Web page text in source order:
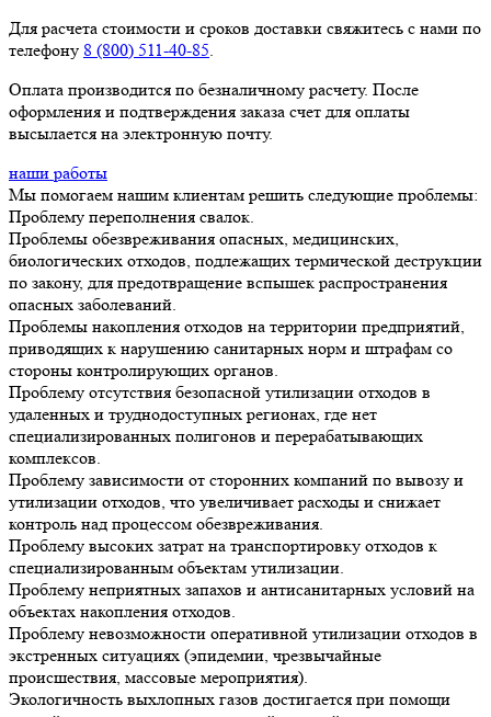
Для расчета стоимости и сроков доставки свяжитесь с нами по
телефону 8 (800) 511-40-85
Оплата производится по безналичному расчету. После
оформления и подтверждения заказа счет для оплаты
высылается на электронную почту.
наши работы
Мы помогаем нашим клиентам решить следующие проблемы:
Проблему переполнения свалок.
Проблемы обезвреживания опасных, медицинских,
биологических отходов, подлежащих термической деструкции
по закону, для предотвращение вспышек распространения
опасных заболеваний.
Проблемы накопления отходов на территории предприятий,
приводящих к нарушению санитарных норм и штрафам со
стороны контролирующих органов.
Проблему отсутствия безопасной утилизации отходов в
удаленных и труднодоступных регионах, где нет
специализированных полигонов и перерабатывающих
комплексов.
Проблему зависимости от сторонних компаний по вывозу и
утилизации отходов, что увеличивает расходы и снижает
контроль над процессом обезвреживания.
Проблему высоких затрат на транспортировку отходов к
специализированным объектам утилизации.
Проблему неприятных запахов и антисанитарных условий на
объектах накопления отходов.
Проблему невозможности оперативной утилизации отходов в
экстренных ситуациях (эпидемии, чрезвычайные
происшествия, массовые мероприятия).
Экологичность выхлопных газов достигается при помощи